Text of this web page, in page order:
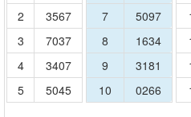
2
3567
3
7037
4
3407
5
5045
7
5097
8
1634
9
3181
10
0266